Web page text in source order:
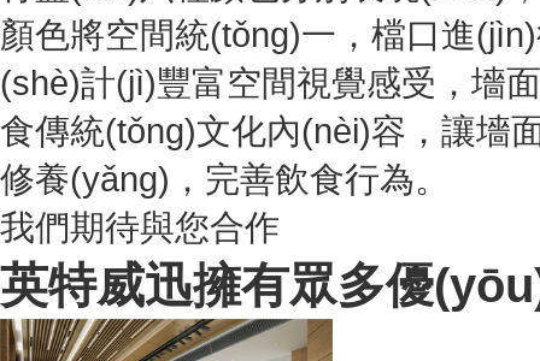
顏色將空間統(tǒng)一，檔口進(jìn)
(shè)計(jì)豐富空間視覺感受，墻
食傳統(tǒng)文化內(nèi)容，讓
修養(yǎng)，完善飲食行為。
我們期待與您合作
英特威迅擁有眾多優